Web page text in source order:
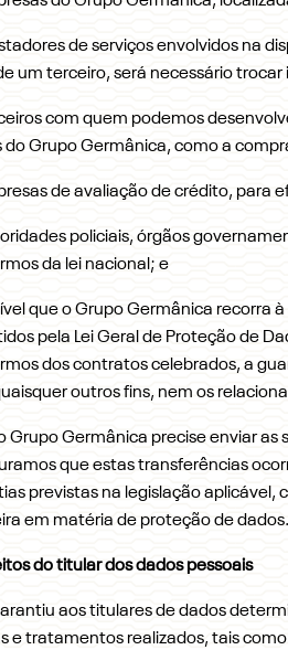
de serviços envolvidos na
um terceiro, será necessário
com quem podemos
do Grupo Germânica, como a
de avaliação de crédito, para
policiais, órgãos
da lei nacional; e
que o Grupo Germânica
pela Lei Geral de Proteção de
dos contratos celebrados, a
outros fins, nem os
Grupo Germânica precise enviar
que estas transferências
previstas na legislação aplicável,
em matéria de proteção de dados.
do titular dos dados pessoais
aos titulares de dados
e tratamentos realizados, tais